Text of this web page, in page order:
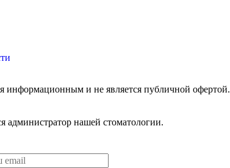
информационным и не является публичной офертой.
администратор нашей стоматологии.